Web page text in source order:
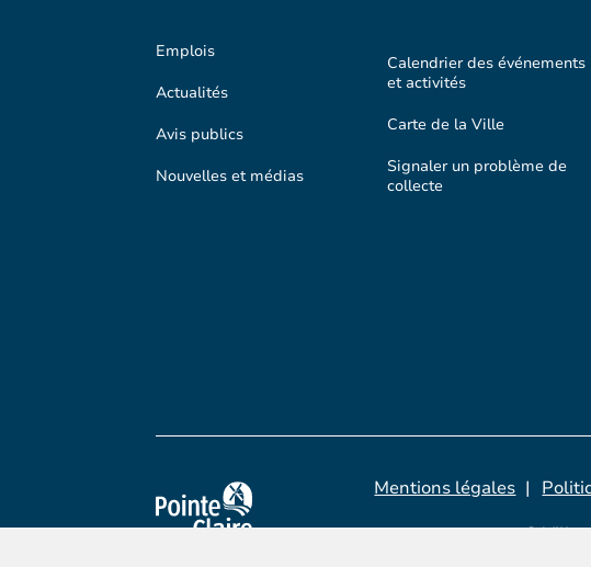
Emplois
Actualités
Avis publics
Nouvelles et médias
Calendrier des événements
et activités
Carte de la Ville
Signaler un problème de
collecte
© Ville
Mentions légales